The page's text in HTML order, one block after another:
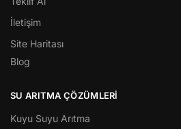
İletişim
Site Haritası
Blog
SU ARITMA ÇÖZÜMLERI
Kuyu Suyu Arıtma